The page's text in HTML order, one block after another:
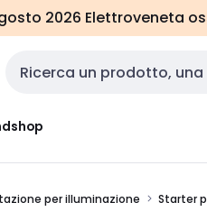
2026 Elettroveneta
Cerca input
per illuminazione Starter